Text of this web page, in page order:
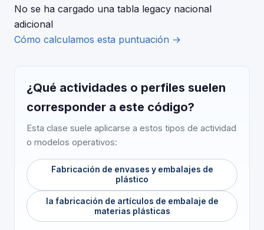
No se ha cargado una tabla legacy nacional
adicional
Cómo calculamos esta puntuación →
¿Qué actividades o perfiles suelen
corresponder a este código?
Esta clase suele aplicarse a estos tipos de actividad
o modelos operativos:
Fabricación de envases y embalajes de
plástico
la fabricación de artículos de embalaje de
materias plásticas